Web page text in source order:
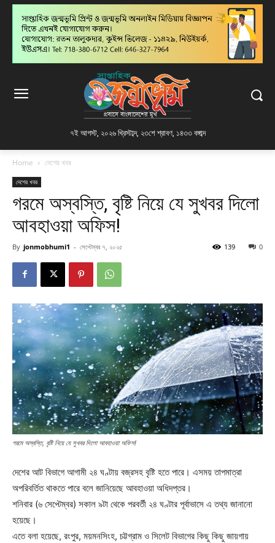
৭ই আগস্ট, ২০২৬ খ্রিস্টাব্দ, ২৩শে শ্রাবণ, ১৪৩৩ বঙ্গাব্দ
Home দেশের খবর
দেশের খবর
গরমে অস্বস্তি, বৃষ্টি নিয়ে যে সুখবর দিলো
আবহাওয়া অফিস!
By jonmobhumi1 - সেপ্টেম্বর ৭, ২০২৫ 0
139
গরমে অস্বস্তি, বৃষ্টি নিয়ে যে সুখবর দিলো আবহাওয়া অফিস!
দেশের আট বিভাগে আগামী ২৪ ঘণ্টায় বজ্রসহ বৃষ্টি হতে পারে। এসময় তাপমাত্রা
অপরিবর্তিত থাকতে পারে বলে জানিয়েছে আবহাওয়া অধিদপ্তর।
শনিবার (৬ সেপ্টেম্বর) সকাল ৯টা থেকে পরবর্তী ২৪ ঘণ্টার পূর্বাভাসে এ তথ্য জানানো
হয়েছে।
এতে বলা হয়েছে, রংপুর, ময়মনসিংহ, চট্টগ্রাম ও সিলেট বিভাগের কিছু কিছু জায়গায়